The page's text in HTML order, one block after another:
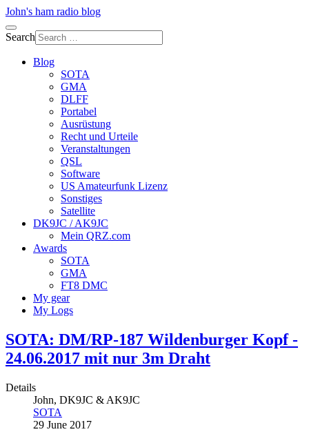
John's ham radio blog
Search
Blog
SOTA
GMA
DLFF
Portabel
Ausrüstung
Recht und Urteile
Veranstaltungen
QSL
Software
US Amateurfunk Lizenz
Sonstiges
Satellite
DK9JC / AK9JC
Mein QRZ.com
Awards
SOTA
GMA
FT8 DMC
My gear
My Logs
SOTA: DM/RP-187 Wildenburger Kopf -
24.06.2017 mit nur 3m Draht
Details
John, DK9JC & AK9JC
SOTA
29 June 2017